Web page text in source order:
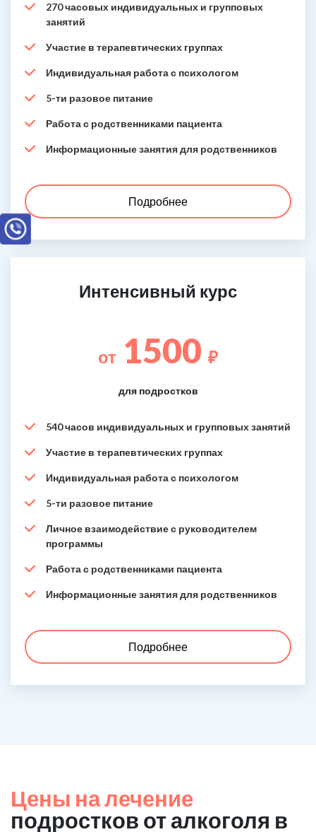
270 часовых индивидуальных и групповых
занятий
Участие в терапевтических группах
Индивидуальная работа с психологом
5-ти разовое питание
Работа с родственниками пациента
Информационные занятия для родственников
Подробнее
Интенсивный курс
от 1500 ₽
для подростков
540 часов индивидуальных и групповых занятий
Участие в терапевтических группах
Индивидуальная работа с психологом
5-ти разовое питание
Личное взаимодействие с руководителем
программы
Работа с родственниками пациента
Информационные занятия для родственников
Подробнее
Цены на лечение
подростков от алкоголя в